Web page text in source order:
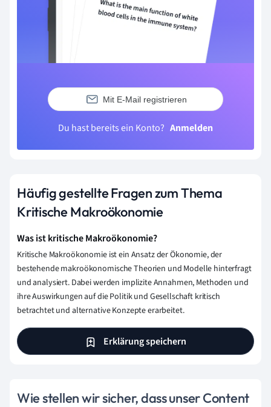
Mit E-Mail registrieren
Du hast bereits ein Konto? Anmelden
Häufig gestellte Fragen zum Thema
Kritische Makroökonomie
Was ist kritische Makroökonomie?
Kritische Makroökonomie ist ein Ansatz der Ökonomie, der
bestehende makroökonomische Theorien und Modelle hinterfragt
und analysiert. Dabei werden implizite Annahmen, Methoden und
ihre Auswirkungen auf die Politik und Gesellschaft kritisch
betrachtet und alternative Konzepte erarbeitet.
Erklärung speichern
Wie stellen wir sicher, dass unser Content